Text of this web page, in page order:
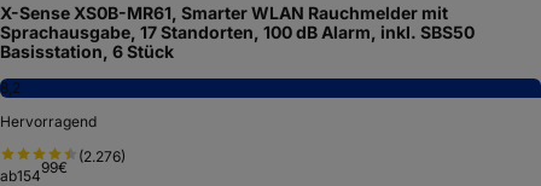
X-Sense XS0B-MR61, Smarter WLAN Rauchmelder mit
Sprachausgabe, 17 Standorten, 100 dB Alarm, inkl. SBS50
Basisstation, 6 Stück
8,2
Hervorragend
(2.276)
ab15499€